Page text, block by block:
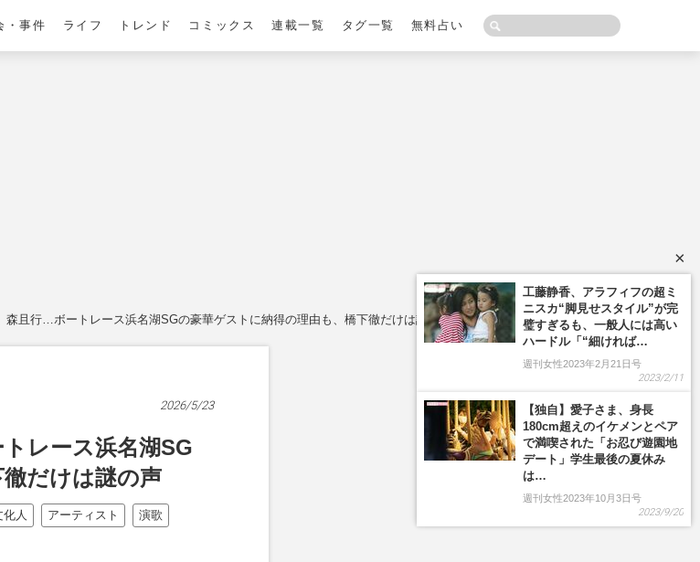
・事件 ライフ トレンド コミックス 連載一覧 タグ一覧 無料占い
森且行…ボートレース浜名湖SGの豪華ゲストに納得の理由も、橋下徹だけは謎の声
2026/5/23
レース浜名湖SG
だけは謎の声
化人 アーティスト 演歌
×